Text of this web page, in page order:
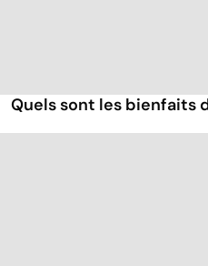
Quels sont les bienfaits